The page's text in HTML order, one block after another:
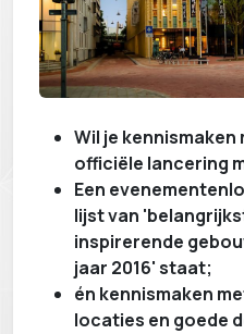
Wil je
officiële lancering
Een
lijst van
inspirerende
jaar 2016' staat;
én kennismaken
locaties en goede